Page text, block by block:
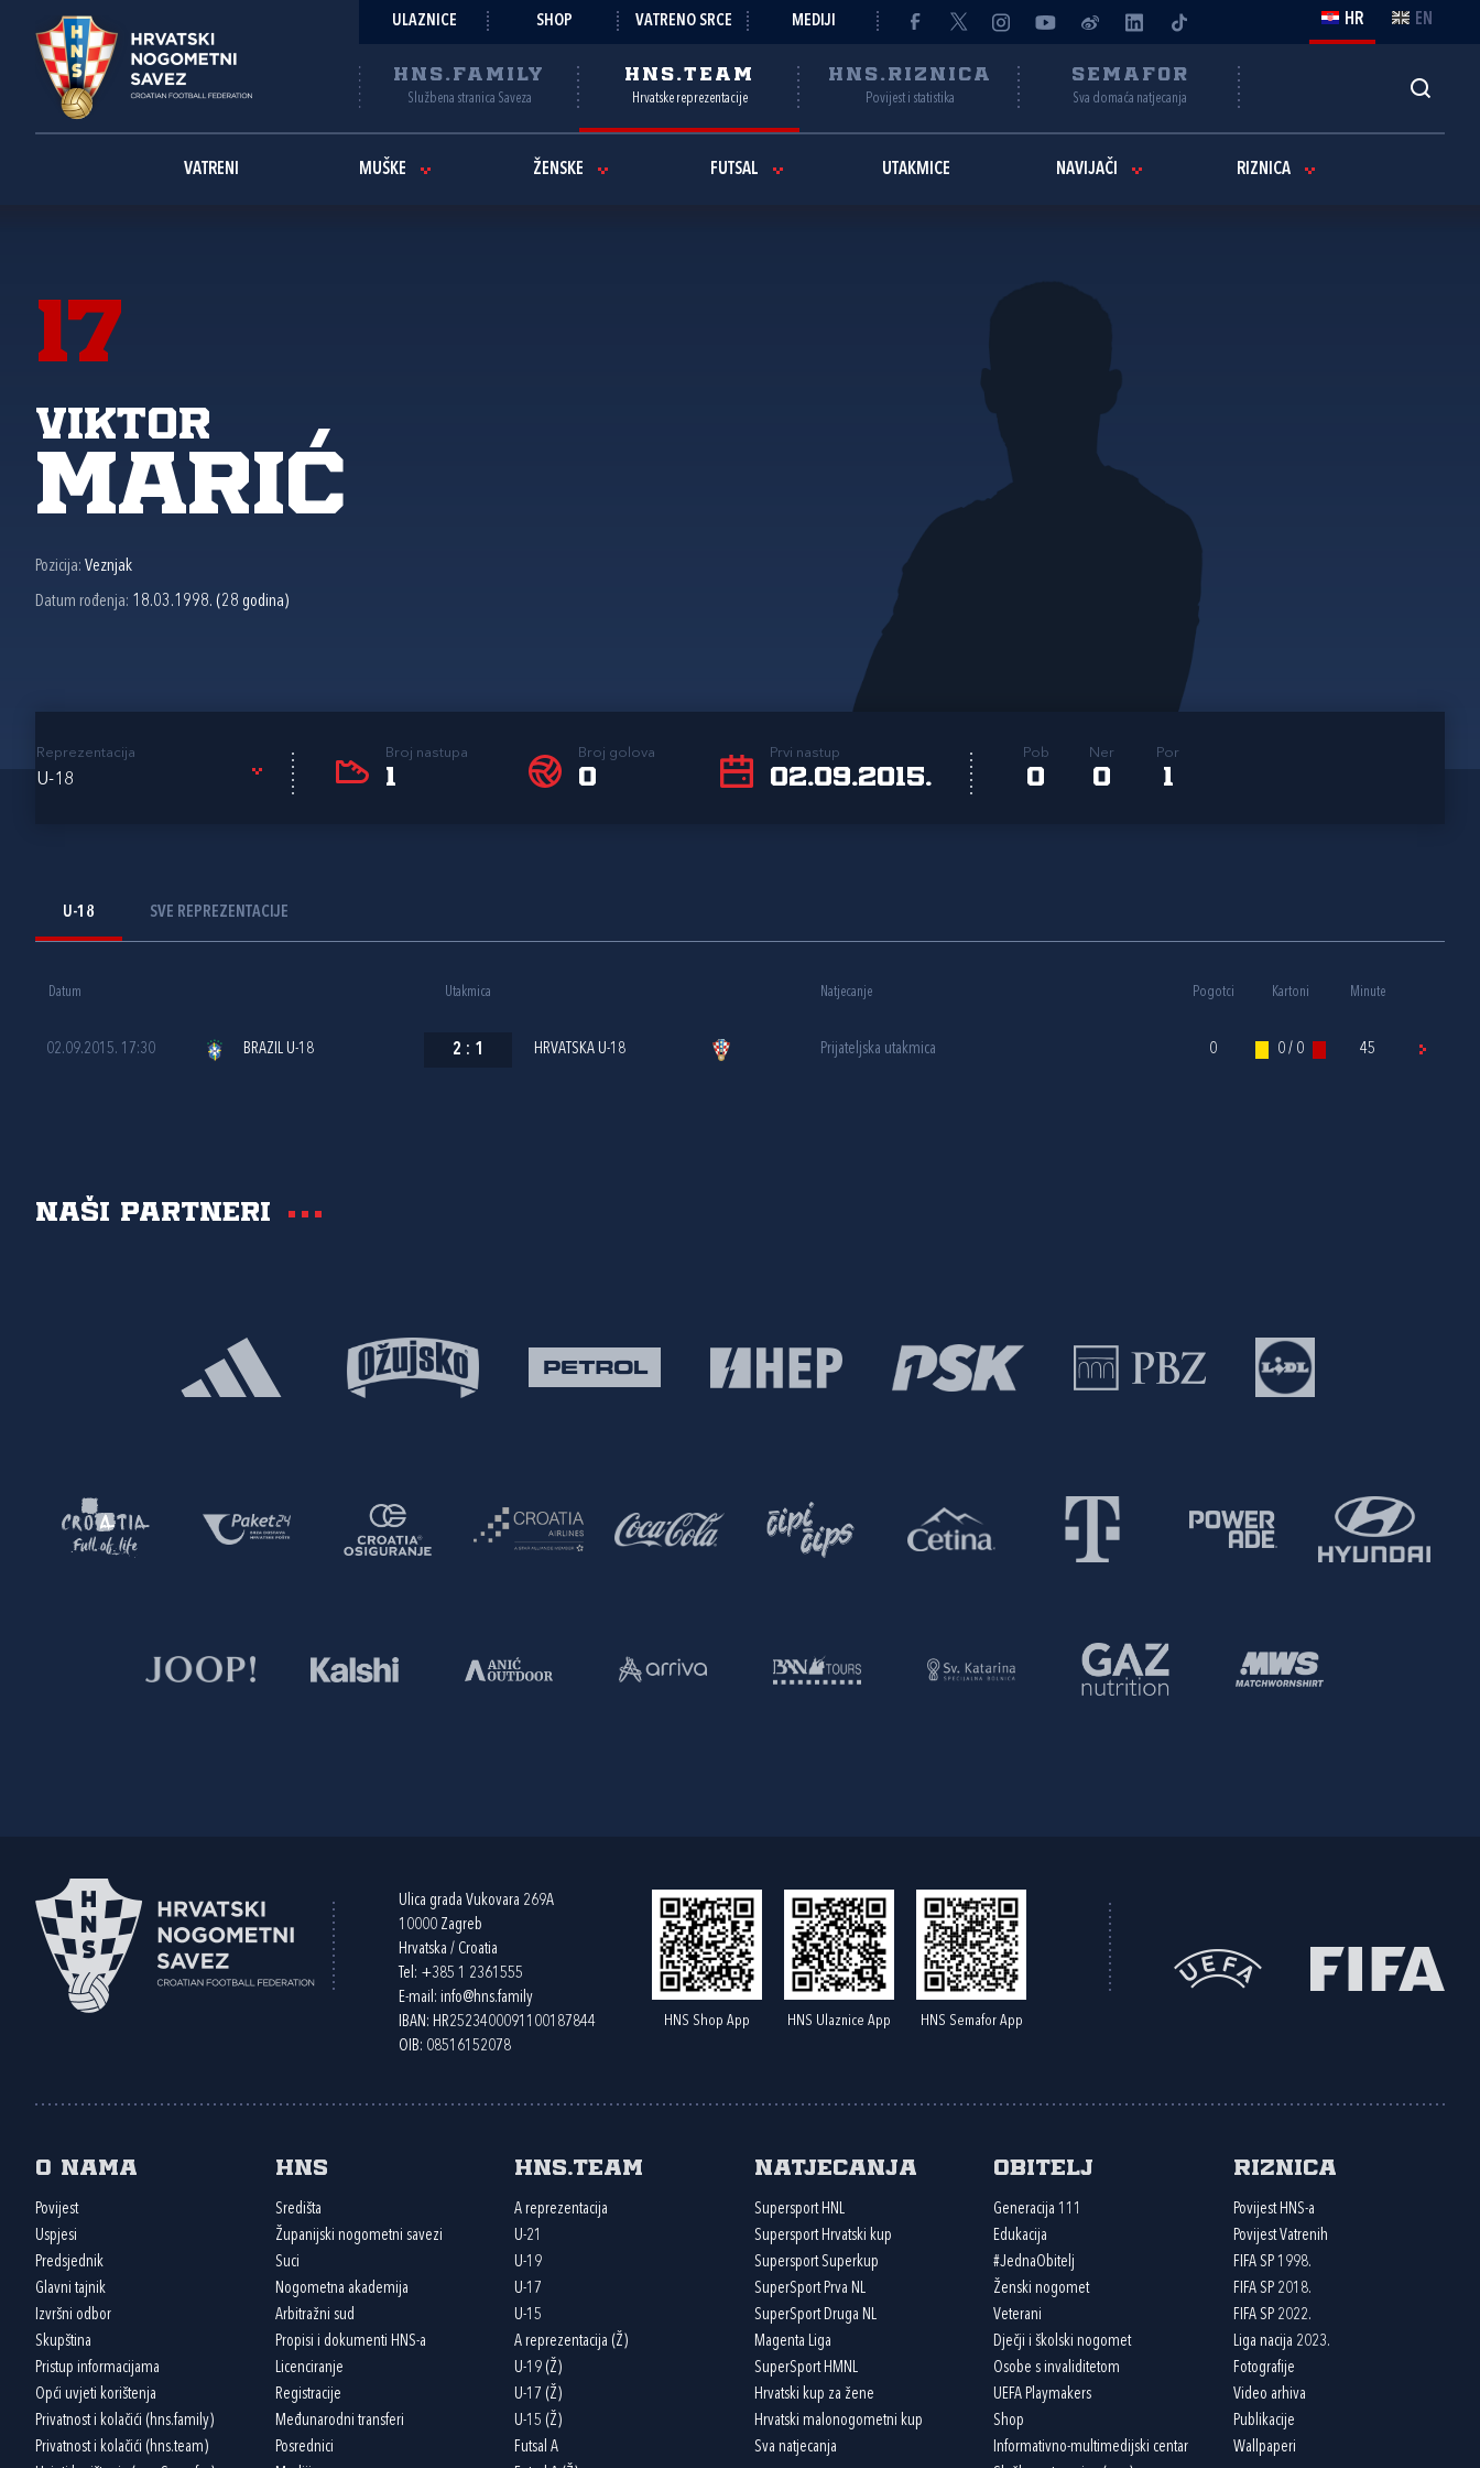
ULAZNICE SHOP VATRENO SRCE MEDIJI HR EN
HNS.FAMILY
Službena stranica Saveza
HNS.TEAM
Hrvatske reprezentacije
HNS.RIZNICA
Povijest i statistika
SEMAFOR
Sva domaća natjecanja
VATRENI MUŠKE ŽENSKE FUTSAL UTAKMICE NAVIJAČI RIZNICA
17
Viktor
Marić
Pozicija: Veznjak
Datum rođenja: 18.03.1998. (28 godina)
Reprezentacija
U-18
Broj nastupa
1
Broj golova
0
Prvi nastup
02.09.2015.
Pob
0
Ner
0
Por
1
U-18 SVE REPREZENTACIJE
Datum Utakmica Natjecanje Pogotci Kartoni Minute
02.09.2015. 17:30 BRAZIL U-18 2 : 1 HRVATSKA U-18 Prijateljska utakmica 0 0 / 0 45
Naši partneri
Ulica grada Vukovara 269A
10000 Zagreb
Hrvatska / Croatia
Tel: +385 1 2361555
E-mail: info@hns.family
IBAN: HR2523400091100187844
OIB: 08516152078
HNS Shop App HNS Ulaznice App HNS Semafor App
O nama
Povijest
Uspjesi
Predsjednik
Glavni tajnik
Izvršni odbor
Skupština
Pristup informacijama
Opći uvjeti korištenja
Privatnost i kolačići (hns.family)
Privatnost i kolačići (hns.team)
HNS
Središta
Županijski nogometni savezi
Suci
Nogometna akademija
Arbitražni sud
Propisi i dokumenti HNS-a
Licenciranje
Registracije
Međunarodni transferi
Posrednici
HNS.team
A reprezentacija
U-21
U-19
U-17
U-15
A reprezentacija (Ž)
U-19 (Ž)
U-17 (Ž)
U-15 (Ž)
Futsal A
Natjecanja
Supersport HNL
Supersport Hrvatski kup
Supersport Superkup
SuperSport Prva NL
SuperSport Druga NL
Magenta Liga
SuperSport HMNL
Hrvatski kup za žene
Hrvatski malonogometni kup
Sva natjecanja
Obitelj
Generacija 111
Edukacija
#JednaObitelj
Ženski nogomet
Veterani
Dječji i školski nogomet
Osobe s invaliditetom
UEFA Playmakers
Shop
Informativno-multimedijski centar
Riznica
Povijest HNS-a
Povijest Vatrenih
FIFA SP 1998.
FIFA SP 2018.
FIFA SP 2022.
Liga nacija 2023.
Fotografije
Video arhiva
Publikacije
Wallpaperi